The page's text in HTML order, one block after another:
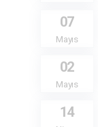
07
Mayıs
02
Mayıs
14